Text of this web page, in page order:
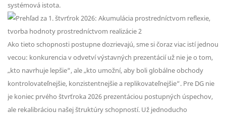
systémová istota.
Ako tieto schopnosti postupne dozrievajú, sme si čoraz viac istí jednou
vecou: konkurencia v odvetví výstavných prezentácií už nie je o tom,
„kto navrhuje lepšie“, ale „kto umožní, aby boli globálne obchody
kontrolovateľnejšie, konzistentnejšie a replikovateľnejšie“. Pre DG nie
je koniec prvého štvrťroka 2026 prezentáciou postupných úspechov,
ale rekalibráciou našej štruktúry schopností. Už jednoducho